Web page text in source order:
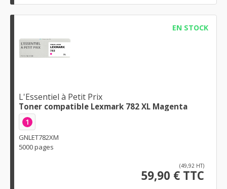
EN STOCK
L'Essentiel à Petit Prix
Toner compatible Lexmark 782 XL Magenta
1
GNLET782XM
5000 pages
(49,92 HT)
59,90 € TTC